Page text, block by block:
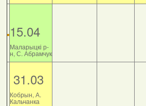
15.04
Маларыцкі р-
н, С. Абрамчук
31.03
Кобрын, А.
Кальчанка